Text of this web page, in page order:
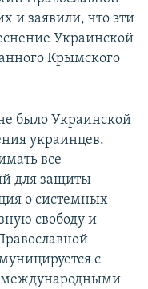
и заявили, что эти
Украинской
Крымского
было Украинской
украинцев.
все
для защиты
о системных
свободу и
с
международными